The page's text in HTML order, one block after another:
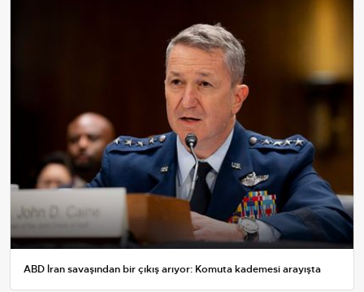
ABD İran savaşından bir çıkış arıyor: Komuta kademesi arayışta